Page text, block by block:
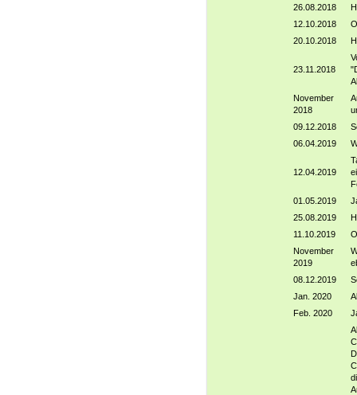
26.08.2018
12.10.2018
20.10.2018
23.11.2018
November
2018
09.12.2018
06.04.2019
12.04.2019
01.05.2019
25.08.2019
11.10.2019
November
2019
08.12.2019
Jan. 2020
Feb. 2020